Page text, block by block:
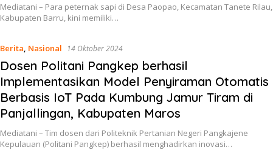
Mediatani – Para peternak sapi di Desa Paopao, Kecamatan Tanete Rilau,
Kabupaten Barru, kini memiliki…
Berita, Nasional 14 Oktober 2024
Dosen Politani Pangkep berhasil
Implementasikan Model Penyiraman Otomatis
Berbasis IoT Pada Kumbung Jamur Tiram di
Panjallingan, Kabupaten Maros
Mediatani – Tim dosen dari Politeknik Pertanian Negeri Pangkajene
Kepulauan (Politani Pangkep) berhasil menghadirkan inovasi…